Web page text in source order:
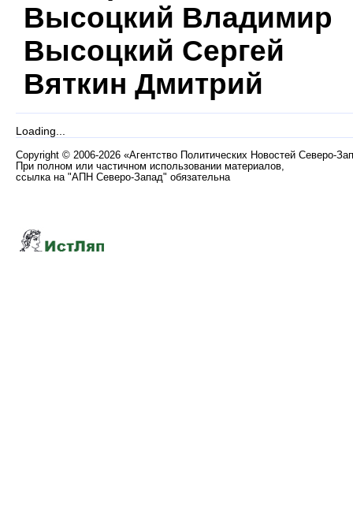
Высоцкий Владимир
Высоцкий Сергей
Вяткин Дмитрий
Loading...
Copyright © 2006-2026 «Агентство Политических Новостей Северо-
При полном или частичном использовании материалов,
ссылка на "АПН Северо-Запад" обязательна